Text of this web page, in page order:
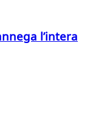
l’intera